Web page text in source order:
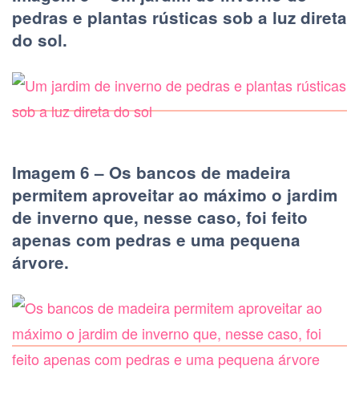
pedras e plantas rústicas sob a luz direta
do sol.
Imagem 6 – Os bancos de madeira
permitem aproveitar ao máximo o jardim
de inverno que, nesse caso, foi feito
apenas com pedras e uma pequena
árvore.